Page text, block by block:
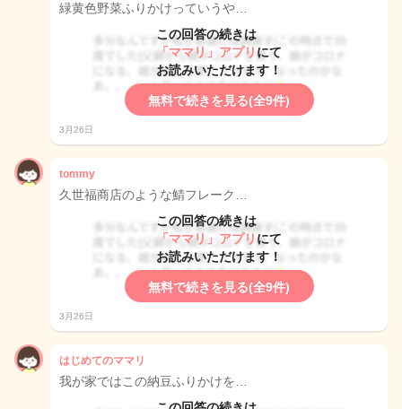
緑黄色野菜ふりかけっていうや…
この回答の続きは
「ママリ」アプリ にて
お読みいただけます！
無料で続きを見る(全9件)
3月26日
tommy
久世福商店のような鯖フレーク…
この回答の続きは
「ママリ」アプリ にて
お読みいただけます！
無料で続きを見る(全9件)
3月26日
はじめてのママリ
我が家ではこの納豆ふりかけを…